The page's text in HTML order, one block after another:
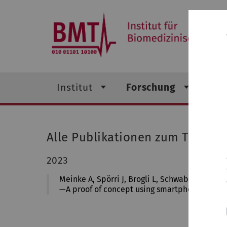
Institut Forschung
Alle Publikationen zum Thema
2023
Meinke A, Spörri J, Brogli L, Schwab P,
—A proof of concept using smartphone